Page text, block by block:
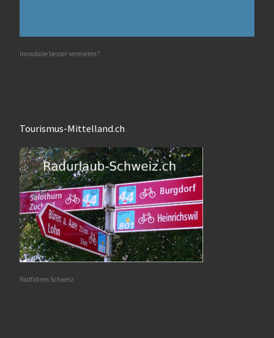
immobilie besser vermieten?
Tourismus-Mittelland.ch
Radfahren Schweiz